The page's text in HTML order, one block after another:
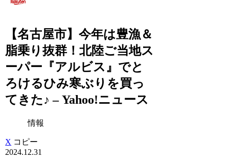
【名古屋市】今年は豊漁＆
脂乗り抜群！北陸ご当地ス
ーパー『アルビス』でと
ろけるひみ寒ぶりを買っ
てきた♪ – Yahoo!ニュース
情報
X コピー
2024.12.31